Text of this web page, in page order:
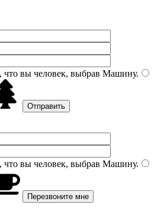
вы человек, выбрав Машину.
вы человек, выбрав Машину.